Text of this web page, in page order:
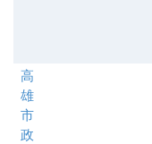
高
雄
市
政